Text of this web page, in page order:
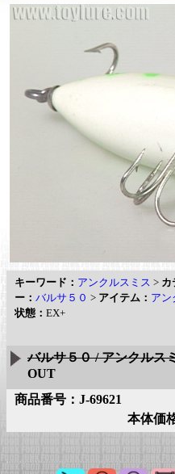
キーワード： アンクルスミス > カ
ー： バルサ５０ > アイテム： ア
状態： EX+
バルサ５０ / アンクル
OUT
商品番号：J-69621
本体価